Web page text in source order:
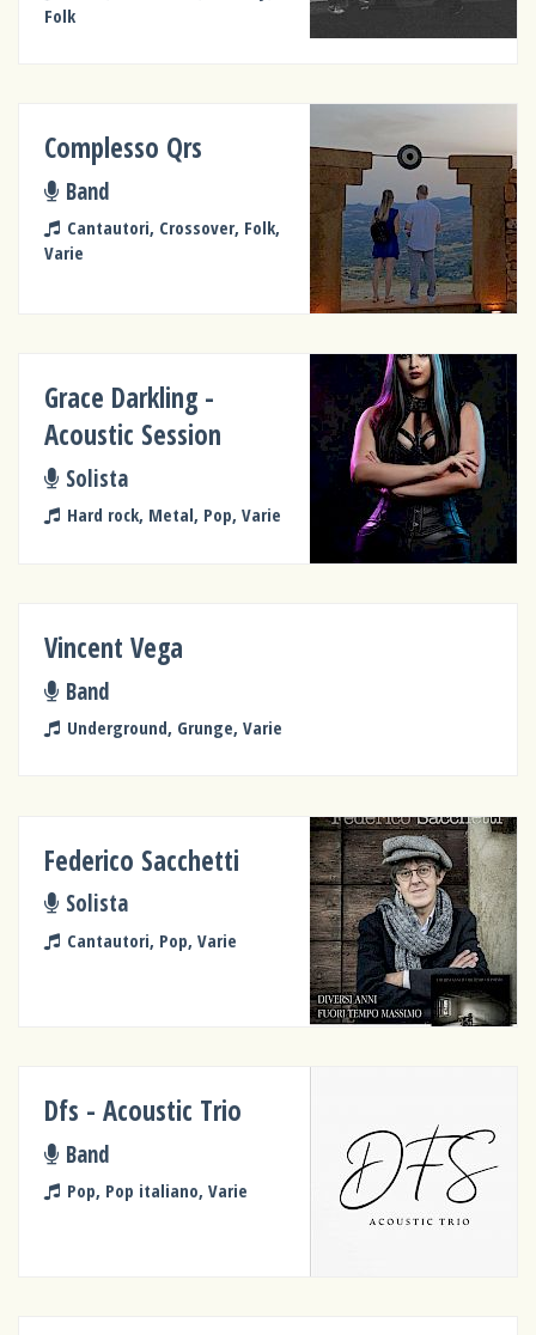
Folk
Complesso Qrs
Band
Cantautori, Crossover, Folk,
Varie
Grace Darkling -
Acoustic Session
Solista
Hard rock, Metal, Pop, Varie
Vincent Vega
Band
Underground, Grunge, Varie
Federico Sacchetti
Solista
Cantautori, Pop, Varie
Dfs - Acoustic Trio
Band
Pop, Pop italiano, Varie